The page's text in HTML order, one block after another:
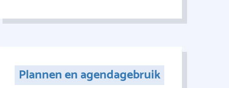
Plannen en agendagebruik